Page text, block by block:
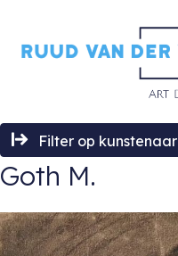
Filter op kunstenaar
Goth M.